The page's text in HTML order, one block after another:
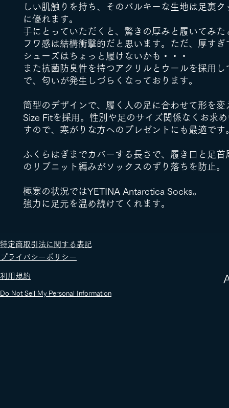
しい肌触りを持ち、そのバルキーな生地は足裏ク
に優れます。
手にとっていただくと、驚きの厚みと履いてみた
フワ感は結構衝撃的だと思います。ただ、厚すぎ
シューズはちょっと履けないかも・・・
また抗菌防臭性を持つアクリルとウールを採用し
で、匂いが発生しづらくなっております。
筒型のデザインで、履く人の足に合わせて形を変
Size Fitを採用。性別や足のサイズ関係なくお求
すので、寒がりな方へのプレゼントにも最適です
ふくらはぎまでカバーする長さで、履き口と足首
のリブニット編みがソックスのずり落ちを防止。
極寒の状況ではYETINA Antarctica Socks。
強力に足元を温め続けてくれます。
​特定商取引法に関する表記
​プライバシーポリシー
​利用規約
Do Not Sell My Personal Information